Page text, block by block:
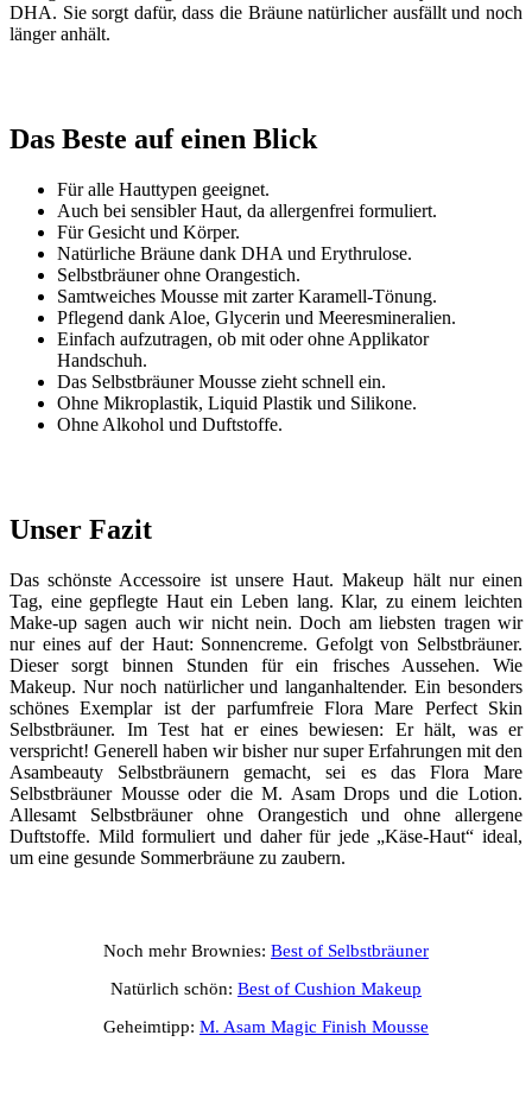
DHA. Sie sorgt dafür, dass die Bräune natürlicher ausfällt und noch
länger anhält.
Das Beste auf einen Blick
Für alle Hauttypen geeignet.
Auch bei sensibler Haut, da allergenfrei formuliert.
Für Gesicht und Körper.
Natürliche Bräune dank DHA und Erythrulose.
Selbstbräuner ohne Orangestich.
Samtweiches Mousse mit zarter Karamell-Tönung.
Pflegend dank Aloe, Glycerin und Meeresmineralien.
Einfach aufzutragen, ob mit oder ohne Applikator
Handschuh.
Das Selbstbräuner Mousse zieht schnell ein.
Ohne Mikroplastik, Liquid Plastik und Silikone.
Ohne Alkohol und Duftstoffe.
Unser Fazit
Das schönste Accessoire ist unsere Haut. Makeup hält nur einen
Tag, eine gepflegte Haut ein Leben lang. Klar, zu einem leichten
Make-up sagen auch wir nicht nein. Doch am liebsten tragen wir
nur eines auf der Haut: Sonnencreme. Gefolgt von Selbstbräuner.
Dieser sorgt binnen Stunden für ein frisches Aussehen. Wie
Makeup. Nur noch natürlicher und langanhaltender. Ein besonders
schönes Exemplar ist der parfumfreie Flora Mare Perfect Skin
Selbstbräuner. Im Test hat er eines bewiesen: Er hält, was er
verspricht! Generell haben wir bisher nur super Erfahrungen mit den
Asambeauty Selbstbräunern gemacht, sei es das Flora Mare
Selbstbräuner Mousse oder die M. Asam Drops und die Lotion.
Allesamt Selbstbräuner ohne Orangestich und ohne allergene
Duftstoffe. Mild formuliert und daher für jede „Käse-Haut“ ideal,
um eine gesunde Sommerbräune zu zaubern.
Noch mehr Brownies: Best of Selbstbräuner
Natürlich schön: Best of Cushion Makeup
Geheimtipp: M. Asam Magic Finish Mousse